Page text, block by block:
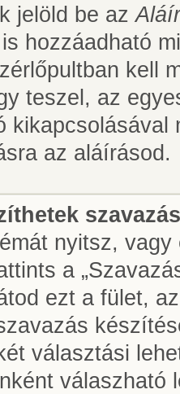
jelöld be az
hozzáadható
kell
teszel, az
az aláírásod.
nyitsz,
a
ezt a fület,
választási
válaszható